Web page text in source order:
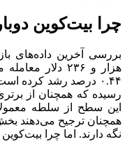
چرا بیت‌کوین
رسیده که همچنان از
این سطح از سلطه
همچنان ترجیح می‌دهند
نگه دارند. اما چرا